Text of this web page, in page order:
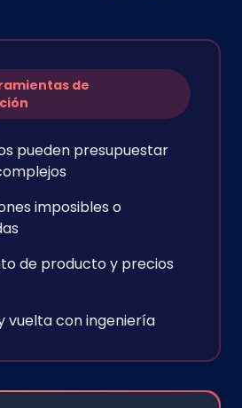
de
pueden presupuestar
imposibles o
de producto y precios
vuelta con ingeniería